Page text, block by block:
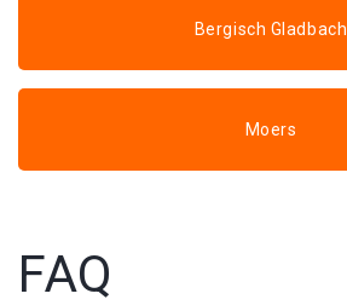
Bergisch Gladbach
Moers
FAQ